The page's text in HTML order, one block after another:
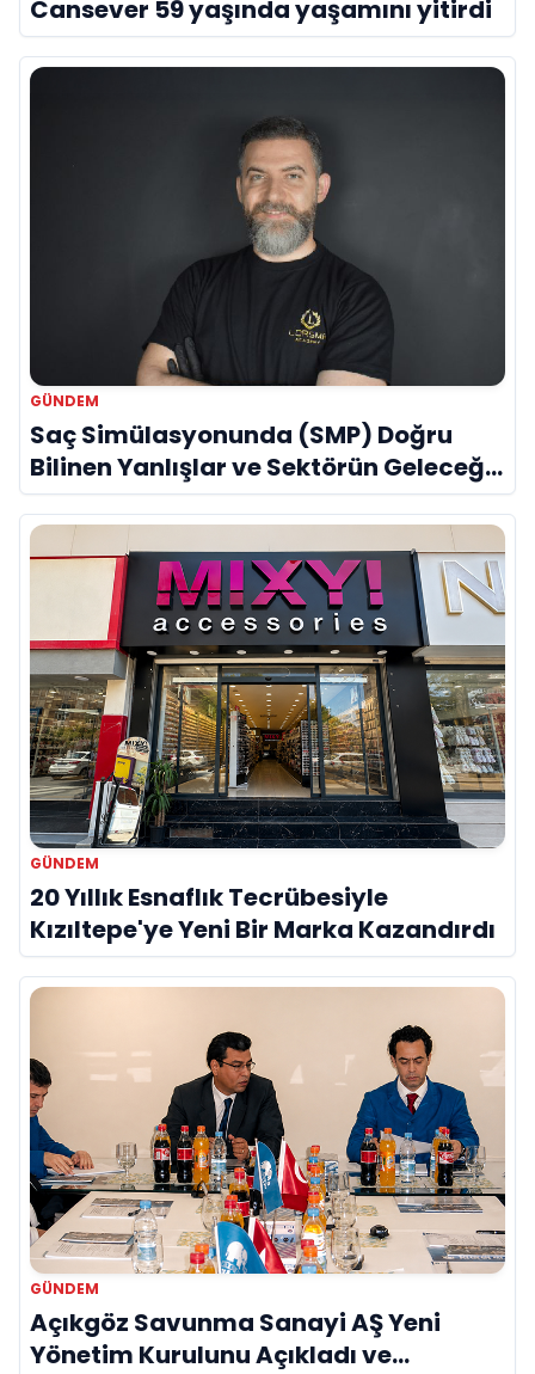
Cansever 59 yaşında yaşamını yitirdi
GÜNDEM
Saç Simülasyonunda (SMP) Doğru
Bilinen Yanlışlar ve Sektörün Geleceği:
Onur Akdeniz ile Özel Röportaj
GÜNDEM
20 Yıllık Esnaflık Tecrübesiyle
Kızıltepe'ye Yeni Bir Marka Kazandırdı
GÜNDEM
Açıkgöz Savunma Sanayi AŞ Yeni
Yönetim Kurulunu Açıkladı ve